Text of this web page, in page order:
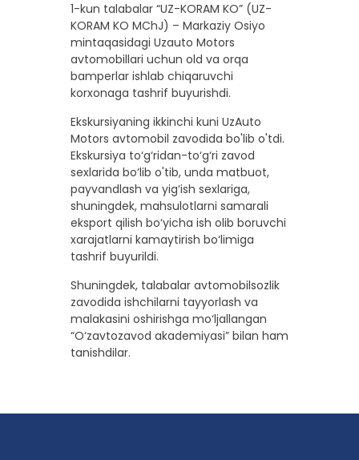
1-kun talabalar “UZ-KORAM KO” (UZ-
KORAM KO MChJ) – Markaziy Osiyo
mintaqasidagi Uzauto Motors
avtomobillari uchun old va orqa
bamperlar ishlab chiqaruvchi
korxonaga tashrif buyurishdi.
Ekskursiyaning ikkinchi kuni UzAuto
Motors avtomobil zavodida bo'lib o'tdi.
Ekskursiya to‘g‘ridan-to‘g‘ri zavod
sexlarida bo‘lib o'tib, unda matbuot,
payvandlash va yig‘ish sexlariga,
shuningdek, mahsulotlarni samarali
eksport qilish bo‘yicha ish olib boruvchi
xarajatlarni kamaytirish bo‘limiga
tashrif buyurildi.
Shuningdek, talabalar avtomobilsozlik
zavodida ishchilarni tayyorlash va
malakasini oshirishga mo‘ljallangan
“O‘zavtozavod akademiyasi” bilan ham
tanishdilar.